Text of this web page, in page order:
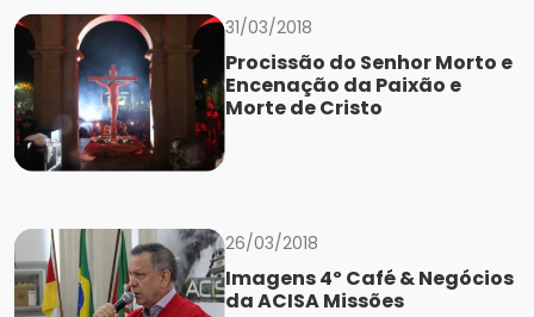
31/03/2018
Procissão do Senhor Morto e
Encenação da Paixão e
Morte de Cristo
26/03/2018
Imagens 4º Café & Negócios
da ACISA Missões